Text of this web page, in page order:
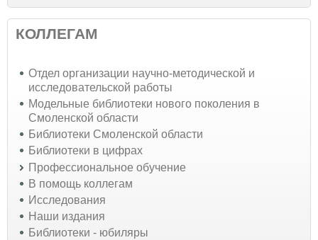
КОЛЛЕГАМ
Отдел организации научно-методической и
исследовательской работы
Модельные библиотеки нового поколения в
Смоленской области
Библиотеки Смоленской области
Библиотеки в цифрах
Профессиональное обучение
В помощь коллегам
Исследования
Наши издания
Библиотеки - юбиляры